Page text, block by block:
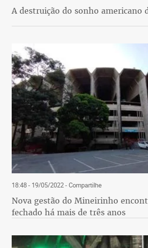
A destruição do sonho americano
18:48 - 19/05/2022- Compartilhe
Nova gestão do Mineirinho
fechado há mais de três anos